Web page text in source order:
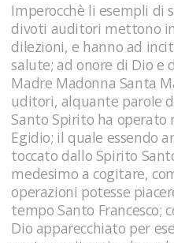
Imperocchè li esempli di
divoti auditori mettono
dilezioni, e hanno ad
salute; ad onore di Dio e
Madre Madonna Santa
uditori, alquante paroIe
Santo Spirito ha operato
Egidio; il quale essendo
toccato dallo Spirito
medesimo a cogitare,
operazioni potesse
tempo Santo Francesco;
Dio apparecchiato per